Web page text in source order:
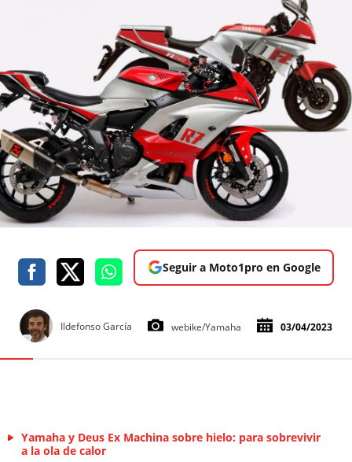
Seguir a Moto1pro en Google
Ildefonso García webike/Yamaha 03/04/2023
Yamaha y Deus Ex Machina sobre hielo: para sobrevivir
a la ola de calor